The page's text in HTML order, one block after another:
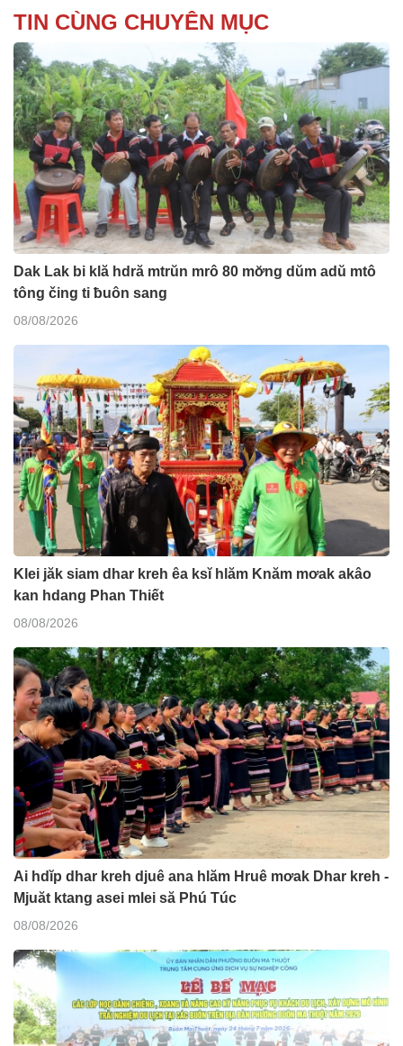
TIN CÙNG CHUYÊN MỤC
Dak Lak bi klă hdră mtrŭn mrô 80 mơ̆ng dŭm adŭ mtô
tông čing ti ƀuôn sang
08/08/2026
Klei jăk siam dhar kreh êa ksĭ hlăm Knăm mơak akâo
kan hdang Phan Thiết
08/08/2026
Ai hdĭp dhar kreh djuê ana hlăm Hruê mơak Dhar kreh -
Mjuăt ktang asei mlei să Phú Túc
08/08/2026